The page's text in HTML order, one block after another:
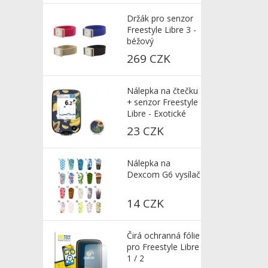
Držák pro senzor
Freestyle Libre 3 -
béžový
269 CZK
Nálepka na čtečku
+ senzor Freestyle
Libre - Exotické
ovoce tmavé
23 CZK
Nálepka na
Dexcom G6 vysílač
14 CZK
Čirá ochranná fólie
pro Freestyle Libre
1 / 2